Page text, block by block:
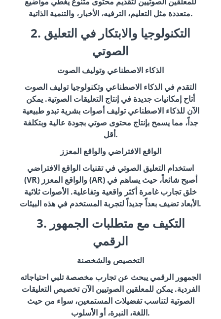
متعددة مثل التعليم، الترفيه، الأخبار، والتنمية الذاتية.
2. التكنولوجيا والابتكار في التعليق
الصوتي
الذكاء الاصطناعي وتوليف الصوت
التقدم في الذكاء الاصطناعي وتكنولوجيا توليف الصوت
أتاح إمكانيات جديدة في إنتاج التعليقات الصوتية. يمكن
الآن للذكاء الاصطناعي توليف أصوات بشرية تبدو طبيعية
جداً، مما يسمح بإنتاج محتوى صوتي بجودة عالية وبتكلفة
أقل.
الواقع الافتراضي والواقع المعزز
استخدام التعليق الصوتي في تقنيات الواقع الافتراضي
(VR) والواقع المعزز (AR) أصبح شائعاً، حيث يساهم في
خلق تجارب غامرة أكثر واقعية وتفاعلية. الأصوات ثلاثية
الأبعاد تضيف بعداً جديداً لتجربة المستخدم في هذه البيئات.
3. التكيف مع متطلبات الجمهور
الرقمي
التخصيص والشخصنة
الجمهور الرقمي يبحث عن تجارب مخصصة تلبي احتياجاته
الفردية. يمكن للمعلقين الصوتيين الآن تخصيص التعليقات
الصوتية لتناسب تفضيلات المستمعين، سواء من حيث
اللغة، النبرة، أو الأسلوب.